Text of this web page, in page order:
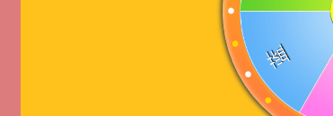
蓝